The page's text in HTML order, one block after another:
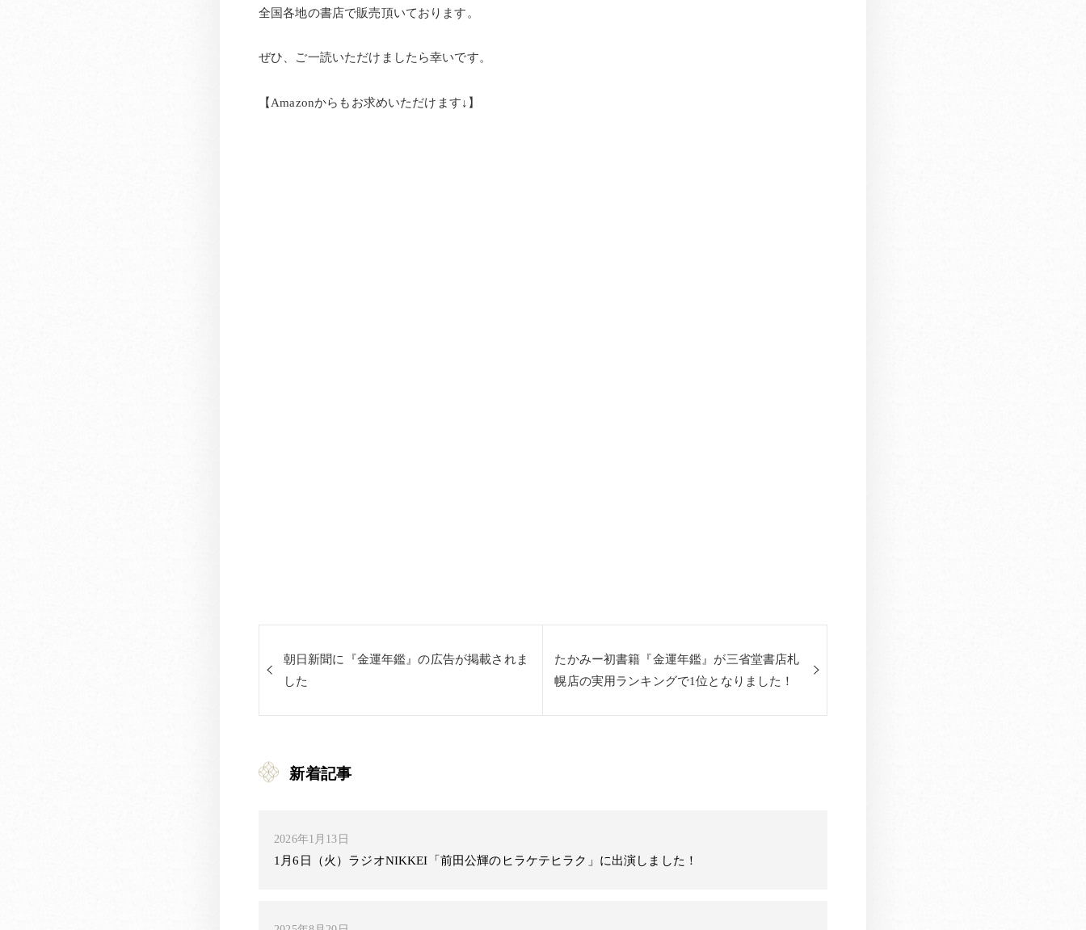
全国各地の書店で販売頂いております。
ぜひ、ご一読いただけましたら幸いです。
【Amazonからもお求めいただけます↓】
朝日新聞に『金運年鑑』の広告が掲載されま
した
たかみー初書籍『金運年鑑』が三省堂書店札
幌店の実用ランキングで1位となりました！
新着記事
2026年1月13日
1月6日（火）ラジオNIKKEI「前田公輝のヒラケテヒラク」に出演しました！